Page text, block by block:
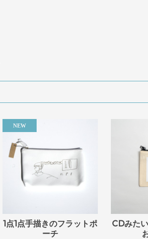
1点1点手描きのフラットポ
ーチ
CDみた